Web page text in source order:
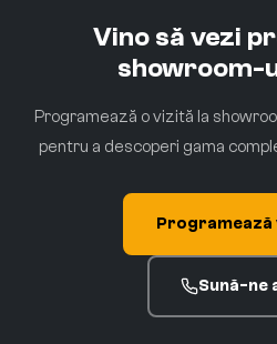
Vino să vezi
showroom-
Programează o vizită la
pentru a descoperi gama
Programează
Sună-ne